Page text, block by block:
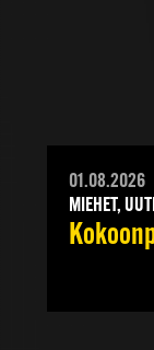
01.08.2026
MIEHET,